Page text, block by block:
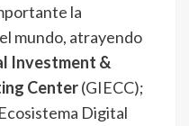
la
mundo, atrayendo
Investment &
Center(GIECC);
Digital